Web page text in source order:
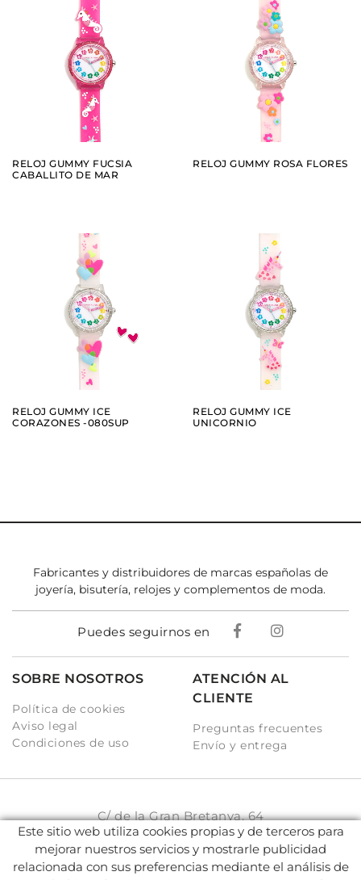
VER AÑADIR
RELOJ GUMMY FUCSIA
CABALLITO DE MAR
VER AÑADIR
RELOJ GUMMY ROSA FLORES
VER AÑADIR
RELOJ GUMMY ICE
CORAZONES -080SUP
VER AÑADIR
RELOJ GUMMY ICE
UNICORNIO
Fabricantes y distribuidores de marcas españolas de
joyería, bisutería, relojes y complementos de moda.
Puedes seguirnos en
SOBRE NOSOTROS
Política de cookies
Aviso legal
Condiciones de uso
ATENCIÓN AL
CLIENTE
Preguntas frecuentes
Envío y entrega
C/ de la Gran Bretanya, 64
08917 Badalona (BCN)
931 93 33 77
Este sitio web utiliza cookies propias y de terceros para
mejorar nuestros servicios y mostrarle publicidad
relacionada con sus preferencias mediante el análisis de